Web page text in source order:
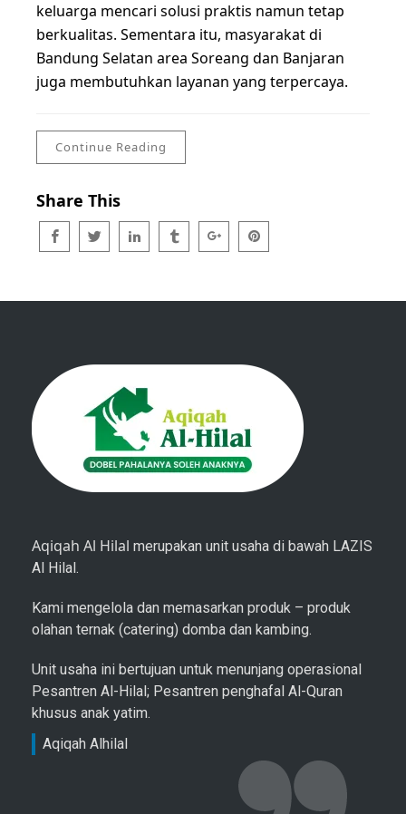
keluarga mencari solusi praktis namun tetap
berkualitas. Sementara itu, masyarakat di
Bandung Selatan area Soreang dan Banjaran
juga membutuhkan layanan yang terpercaya.
Continue Reading
Share This
Aqiqah Al Hilal merupakan unit usaha di bawah LAZIS
Al Hilal.
Kami mengelola dan memasarkan produk – produk
olahan ternak (catering) domba dan kambing.
Unit usaha ini bertujuan untuk menunjang operasional
Pesantren Al-Hilal; Pesantren penghafal Al-Quran
khusus anak yatim.
Aqiqah Alhilal